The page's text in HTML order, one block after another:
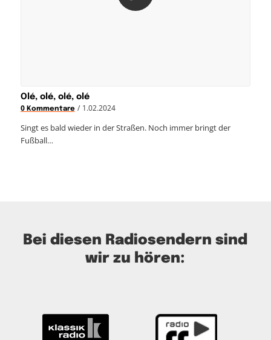
Olé, olé, olé, olé
0 Kommentare / 1.02.2024
Singt es bald wieder in der Straßen. Noch immer bringt der
Fußball…
Bei diesen Radiosendern sind
wir zu hören: